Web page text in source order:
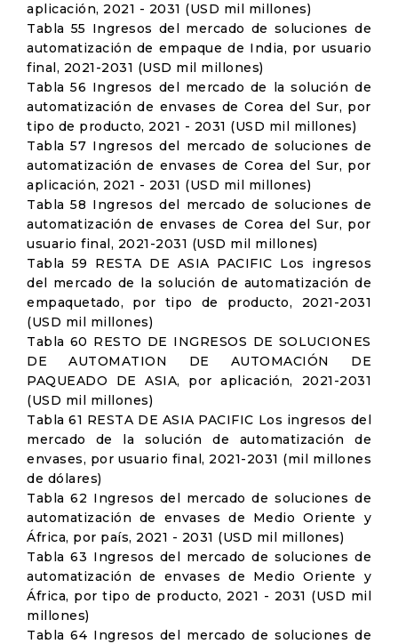
aplicación, 2021 - 2031 (USD mil millones)
Tabla 55 Ingresos del mercado de soluciones de
automatización de empaque de India, por usuario
final, 2021-2031 (USD mil millones)
Tabla 56 Ingresos del mercado de la solución de
automatización de envases de Corea del Sur, por
tipo de producto, 2021 - 2031 (USD mil millones)
Tabla 57 Ingresos del mercado de soluciones de
automatización de envases de Corea del Sur, por
aplicación, 2021 - 2031 (USD mil millones)
Tabla 58 Ingresos del mercado de soluciones de
automatización de envases de Corea del Sur, por
usuario final, 2021-2031 (USD mil millones)
Tabla 59 RESTA DE ASIA PACIFIC Los ingresos
del mercado de la solución de automatización de
empaquetado, por tipo de producto, 2021-2031
(USD mil millones)
Tabla 60 RESTO DE INGRESOS DE SOLUCIONES
DE AUTOMATION DE AUTOMACIÓN DE
PAQUEADO DE ASIA, por aplicación, 2021-2031
(USD mil millones)
Tabla 61 RESTA DE ASIA PACIFIC Los ingresos del
mercado de la solución de automatización de
envases, por usuario final, 2021-2031 (mil millones
de dólares)
Tabla 62 Ingresos del mercado de soluciones de
automatización de envases de Medio Oriente y
África, por país, 2021 - 2031 (USD mil millones)
Tabla 63 Ingresos del mercado de soluciones de
automatización de envases de Medio Oriente y
África, por tipo de producto, 2021 - 2031 (USD mil
millones)
Tabla 64 Ingresos del mercado de soluciones de